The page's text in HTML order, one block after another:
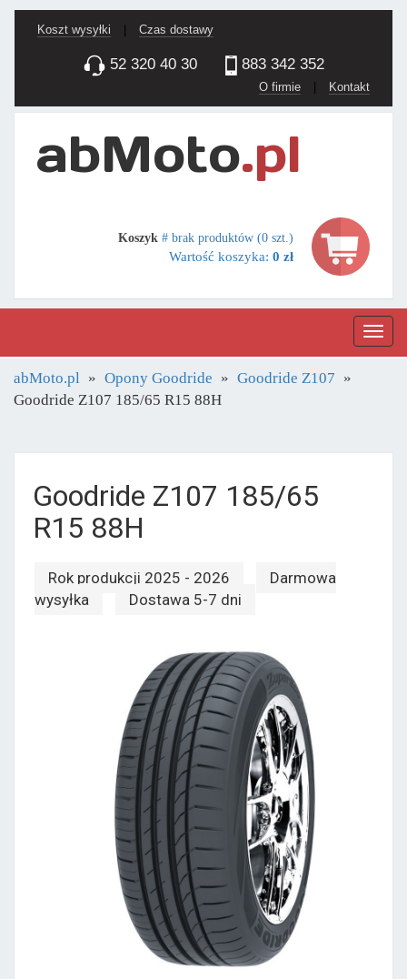
Koszt wysyłki Czas dostawy
52 320 40 30 883 342 352
O firmie | Kontakt
Koszyk # brak produktów (0 szt.)
Wartość koszyka: 0 zł
abMoto.pl Opony Goodride
Goodride Z107
Goodride Z107 185/65 R15 88H
Goodride Z107 185/65
R15 88H
Rok produkcji 2025 - 2026
Darmowa
wysyłka
Dostawa 5-7 dni